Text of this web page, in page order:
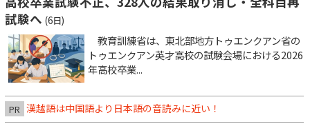
試験へ (6日)
教育訓練省は、東北部地方トゥエンクアン省の
トゥエンクアン英才高校の試験会場における2026
年高校卒業...
PR 漢越語は中国語より日本語の音読みに近い！